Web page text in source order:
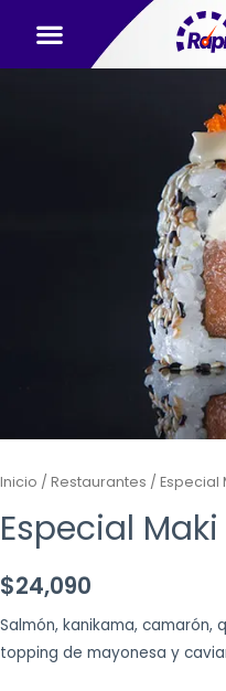
Inicio / Restaurantes / Especial
Especial
$24,090
Salmón, kanikama, camarón,
topping de mayonesa y